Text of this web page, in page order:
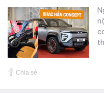
Chia sẻ